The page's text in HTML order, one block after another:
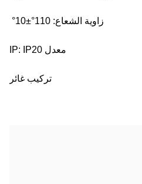
زاوية الشعاع: 110°±10°
معدل IP: IP20
تركيب غائر